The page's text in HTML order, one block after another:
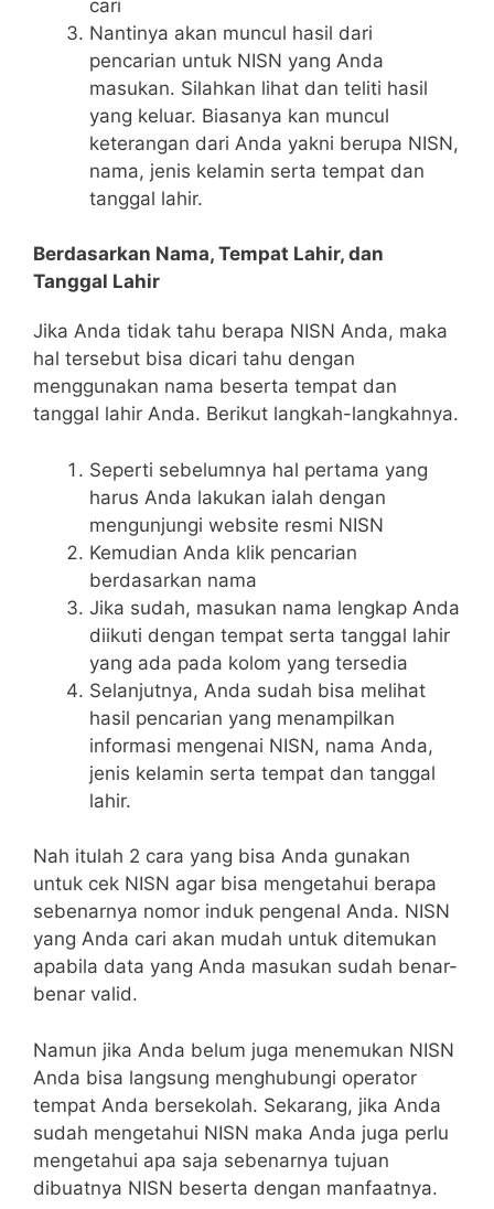
cari
Nantinya akan muncul hasil dari
pencarian untuk NISN yang Anda
masukan. Silahkan lihat dan teliti hasil
yang keluar. Biasanya kan muncul
keterangan dari Anda yakni berupa NISN,
nama, jenis kelamin serta tempat dan
tanggal lahir.
Berdasarkan Nama, Tempat Lahir, dan
Tanggal Lahir
Jika Anda tidak tahu berapa NISN Anda, maka
hal tersebut bisa dicari tahu dengan
menggunakan nama beserta tempat dan
tanggal lahir Anda. Berikut langkah-langkahnya.
Seperti sebelumnya hal pertama yang
harus Anda lakukan ialah dengan
mengunjungi website resmi NISN
Kemudian Anda klik pencarian
berdasarkan nama
Jika sudah, masukan nama lengkap Anda
diikuti dengan tempat serta tanggal lahir
yang ada pada kolom yang tersedia
Selanjutnya, Anda sudah bisa melihat
hasil pencarian yang menampilkan
informasi mengenai NISN, nama Anda,
jenis kelamin serta tempat dan tanggal
lahir.
Nah itulah 2 cara yang bisa Anda gunakan
untuk cek NISN agar bisa mengetahui berapa
sebenarnya nomor induk pengenal Anda. NISN
yang Anda cari akan mudah untuk ditemukan
apabila data yang Anda masukan sudah benar-
benar valid.
Namun jika Anda belum juga menemukan NISN
Anda bisa langsung menghubungi operator
tempat Anda bersekolah. Sekarang, jika Anda
sudah mengetahui NISN maka Anda juga perlu
mengetahui apa saja sebenarnya tujuan
dibuatnya NISN beserta dengan manfaatnya.